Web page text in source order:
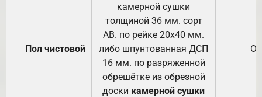
Пол чистовой
камерной сушки
толщиной 36 мм. сорт
АВ. по рейке 20х40 мм.
либо шпунтованная ДСП
16 мм. по разряженной
обрешётке из обрезной
доски камерной сушки